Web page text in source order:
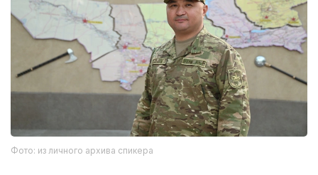
Фото: из личного архива спикера